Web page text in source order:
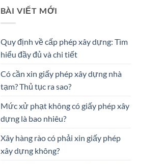
BÀI VIẾT MỚI
Quy định về cấp phép xây dựng: Tìm
hiểu đầy đủ và chi tiết
Có cần xin giấy phép xây dựng nhà
tạm? Thủ tục ra sao?
Mức xử phạt không có giấy phép xây
dựng là bao nhiêu?
Xây hàng rào có phải xin giấy phép
xây dựng không?